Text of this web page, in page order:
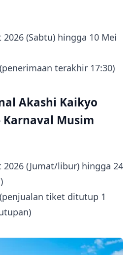
2026 (Sabtu) hingga 10 Mei
terakhir 17:30)
Akashi Kaikyo
Karnaval Musim
2026 (Jumat/libur) hingga 24
tiket ditutup 1